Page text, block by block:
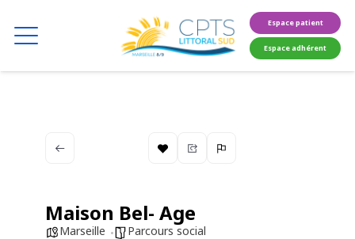
Espace patient
Espace adhérent
Maison Bel- Age
Marseille Parcours social